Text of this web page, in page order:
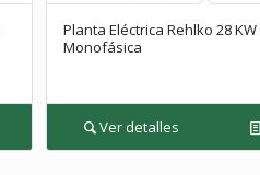
Planta Eléctrica Rehlko 28 KW
Monofásica
Ver detalles